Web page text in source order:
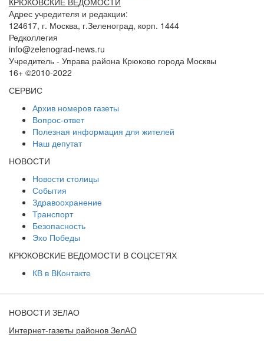
Адрес учредителя и редакции:
124617, г. Москва, г.Зеленоград, корп. 1444
Редколлегия
info@zelenograd-news.ru
Учредитель - Управа района Крюково города Москвы
16+ ©2010-2022
СЕРВИС
Архив номеров газеты
Вопрос-ответ
Полезная информация для жителей
Наш депутат
НОВОСТИ
Новости столицы
События
Здравоохранение
Транспорт
Безопасность
Эхо Победы
КРЮКОВСКИЕ ВЕДОМОСТИ В СОЦСЕТЯХ
КВ в ВКонтакте
НОВОСТИ ЗЕЛАО
Интернет-газеты районов ЗелАО